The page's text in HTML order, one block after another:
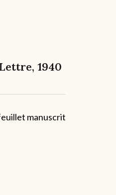
1940
manuscrit